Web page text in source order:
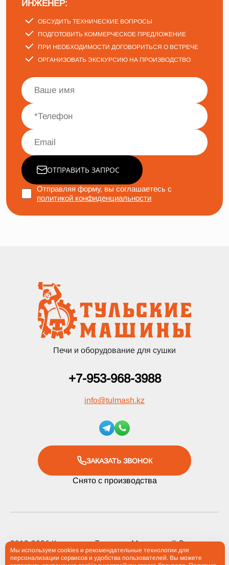
ИНЖЕНЕР:
ОБСУДИТЬ ТЕХНИЧЕСКИЕ ВОПРОСЫ
ПОДГОТОВИТЬ КОММЕРЧЕСКОЕ ПРЕДЛОЖЕНИЕ
ПРИ НЕОБХОДИМОСТИ ДОГОВОРИТЬСЯ О ВСТРЕЧЕ
ОРГАНИЗОВАТЬ ЭКСКУРСИЮ НА ПРОИЗВОДСТВО
ОТПРАВИТЬ ЗАПРОС
Отправляя форму, вы соглашаетесь с
политикой конфиденциальности
Печи и оборудование для сушки
+7-953-968-3988
info@tulmash.kz
ЗАКАЗАТЬ ЗВОНОК
Снято с производства
2012-2026 Компания «Тульские Машины» ® Все права
защищены
Мы используем cookies и рекомендательные технологии для
персонализации сервисов и удобства пользователей. Вы можете